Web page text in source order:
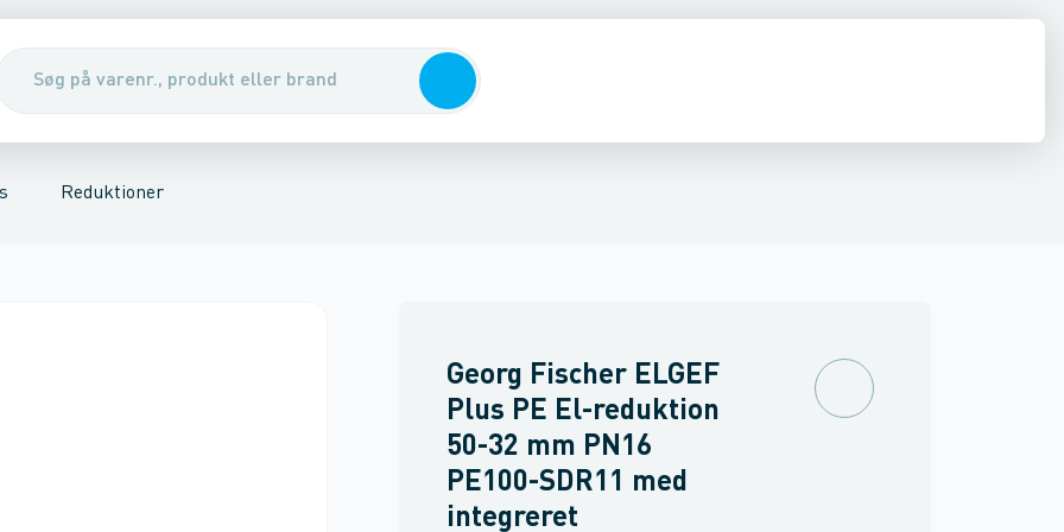
flangerVentiler & pumper
fittings, messing
Reduktioner
& bøjler Overgangsnipler
Georg Fischer ELGEF
Plus PE El-reduktion
50-32 mm PN16
PE100-SDR11 med
integreret